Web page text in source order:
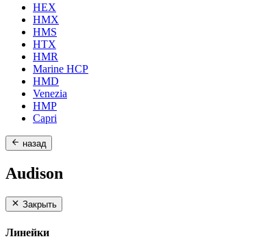
HEX
HMX
HMS
HTX
HMR
Marine HCP
HMD
Venezia
HMP
Capri
назад
Audison
Закрыть
Линейки